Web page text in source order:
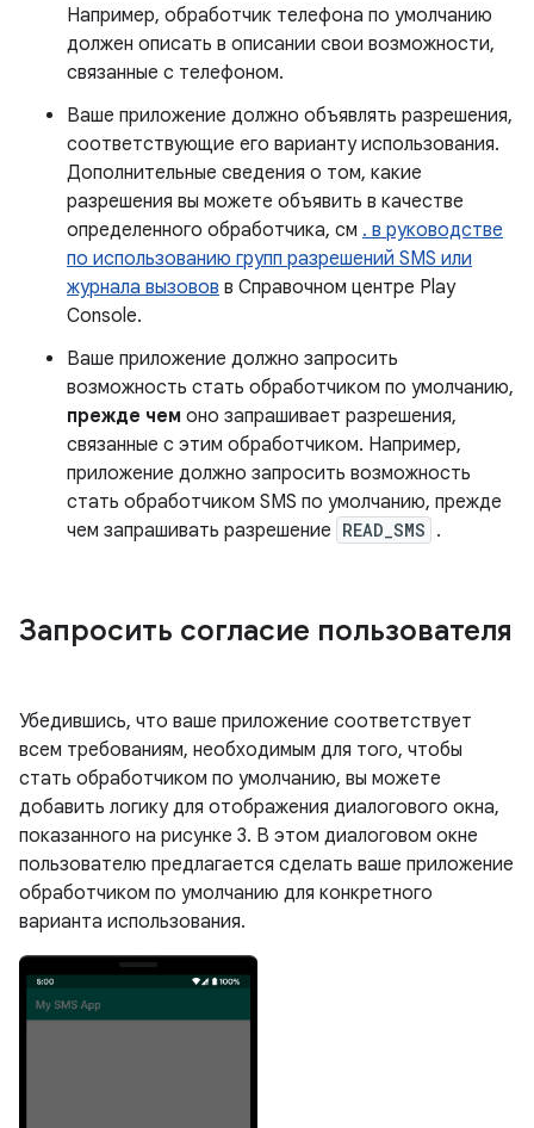
Например, обработчик телефона по умолчанию
должен описать в описании свои возможности,
связанные с телефоном.
Ваше приложение должно объявлять разрешения,
соответствующие его варианту использования.
Дополнительные сведения о том, какие
разрешения вы можете объявить в качестве
определенного обработчика, см . в руководстве
по использованию групп разрешений SMS или
журнала вызовов в Справочном центре Play
Console.
Ваше приложение должно запросить
возможность стать обработчиком по умолчанию,
прежде чем оно запрашивает разрешения,
связанные с этим обработчиком. Например,
приложение должно запросить возможность
стать обработчиком SMS по умолчанию, прежде
чем запрашивать разрешение READ_SMS .
Запросить согласие пользователя
Убедившись, что ваше приложение соответствует
всем требованиям, необходимым для того, чтобы
стать обработчиком по умолчанию, вы можете
добавить логику для отображения диалогового окна,
показанного на рисунке 3. В этом диалоговом окне
пользователю предлагается сделать ваше приложение
обработчиком по умолчанию для конкретного
варианта использования.